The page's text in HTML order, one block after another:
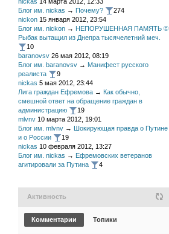
Блог им. nickas → Почему?
274
nickon 15 января 2012, 23:54
Блог им. nickon → НЕПОРУШЕННАЯ ПАМЯТЬ ©
Рыбак вытащил из Днепра тысячелетний меч.
10
baranovsv 26 мая 2012, 08:19
Блог им. baranovsv → Манифест русского
реалиста
9
nickas 5 мая 2012, 23:44
Лига граждан Ефремова → Как обычно,
смешной ответ на обращение граждан в
администрацию
19
mlvnv 10 марта 2012, 19:01
Блог им. mlvnv → Шокирующая правда о Путине
и о России
19
nickas 10 февраля 2012, 13:27
Блог им. nickas → Ефремовских ветеранов
агитировали за Путина
4
Активность
Комментарии Топики